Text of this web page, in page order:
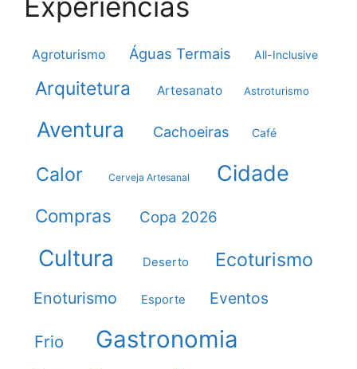
Agroturismo Águas Termais All-Inclusive
Arquitetura Artesanato Astroturismo
Aventura Cachoeiras Café
Calor Cerveja Artesanal Cidade
Compras Copa 2026
Cultura Deserto Ecoturismo
Enoturismo Esporte Eventos
Frio Gastronomia